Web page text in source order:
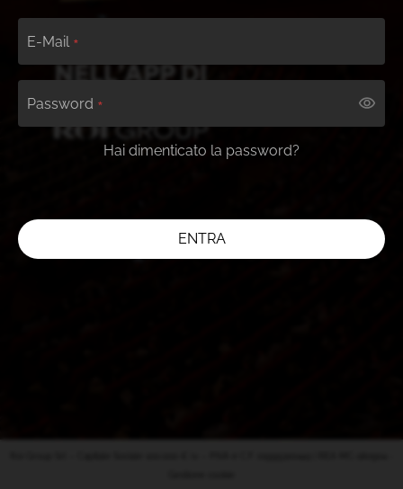
E-Mail
Password
Hai dimenticato la password?
ENTRA